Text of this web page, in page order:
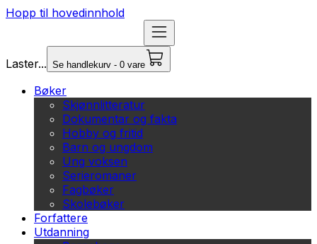
Hopp til hovedinnhold
Laster... Se handlekurv - 0 vare
Bøker
Skjønnlitteratur
Dokumentar og fakta
Hobby og fritid
Barn og ungdom
Ung voksen
Serieromaner
Fagbøker
Skolebøker
Forfattere
Utdanning